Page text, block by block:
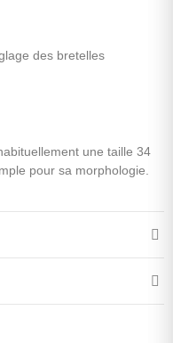
des bretelles
une taille 34
pour sa morphologie.